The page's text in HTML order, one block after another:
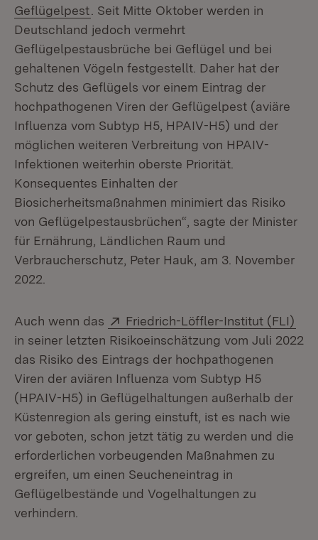
Geflügelpest (Öffnet in neuem Fenster)
. Seit Mitte Oktober werden in
Deutschland jedoch vermehrt
Geflügelpestausbrüche bei Geflügel und bei
gehaltenen Vögeln festgestellt. Daher hat der
Schutz des Geflügels vor einem Eintrag der
hochpathogenen Viren der Geflügelpest (aviäre
Influenza vom Subtyp H5, HPAIV-H5) und der
möglichen weiteren Verbreitung von HPAIV-
Infektionen weiterhin oberste Priorität.
Konsequentes Einhalten der
Biosicherheitsmaßnahmen minimiert das Risiko
von Geflügelpestausbrüchen“, sagte der Minister
für Ernährung, Ländlichen Raum und
Verbraucherschutz, Peter Hauk, am 3. November
2022.
Auch wenn das Extern:
Friedrich-Löffler-Institut (FLI)
in seiner letzten Risikoeinschätzung vom Juli 2022
das Risiko des Eintrags der hochpathogenen
Viren der aviären Influenza vom Subtyp H5
(HPAIV-H5) in Geflügelhaltungen außerhalb der
Küstenregion als gering einstuft, ist es nach wie
vor geboten, schon jetzt tätig zu werden und die
erforderlichen vorbeugenden Maßnahmen zu
ergreifen, um einen Seucheneintrag in
Geflügelbestände und Vogelhaltungen zu
verhindern.